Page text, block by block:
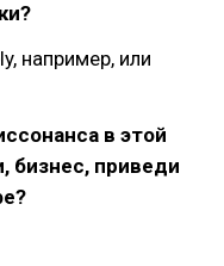
например, или
в этой
бизнес, приведи